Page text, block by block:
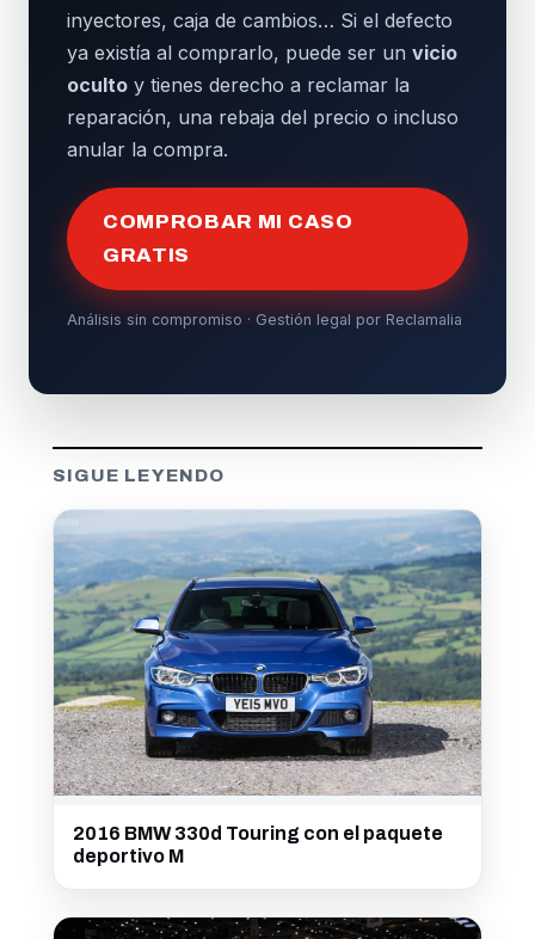
inyectores, caja de cambios… Si el defecto
ya existía al comprarlo, puede ser un vicio
oculto y tienes derecho a reclamar la
reparación, una rebaja del precio o incluso
anular la compra.
COMPROBAR MI CASO
GRATIS
Análisis sin compromiso · Gestión legal por Reclamalia
SIGUE LEYENDO
2016 BMW 330d Touring con el paquete
deportivo M